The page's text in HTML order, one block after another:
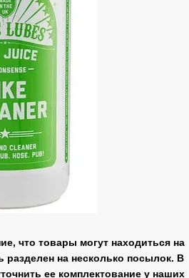
что товары могут находиться на
разделен на несколько посылок. В
ее комплектование у наших